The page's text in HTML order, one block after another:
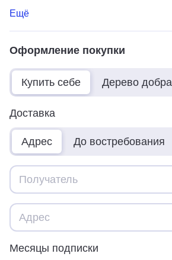
Ещё
Оформление покупки
Купить себе Дерево добра
Доставка
Адрес До востребования
Месяцы подписки